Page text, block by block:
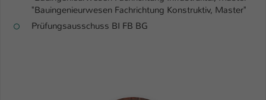
"Bauingenieurwesen Fachrichtung Konstruktiv, Master"
Prüfungsausschuss BI FB BG